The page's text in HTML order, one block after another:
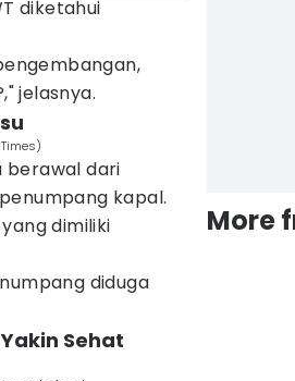
diketahui
jelasnya.
berawal dari
kapal.
dimiliki
diduga
Sehat
More